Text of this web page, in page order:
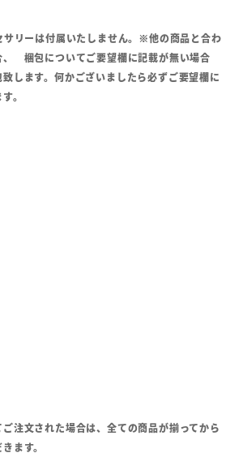
リーは付属いたしません。※他の商品と合わ
、 梱包についてご要望欄に記載が無い場合
します。何かございましたら必ずご要望欄に
。
注文された場合は、全ての商品が揃ってから
ます。